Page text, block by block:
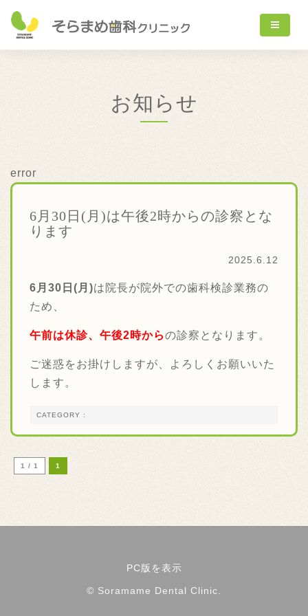
お知らせ
error
6月30日(月)は午後2時からの診察とな
ります
2025.6.12
6月30日(月)は院長が院外での歯科検診業務の
ため、
午前は休診、午後2時からの診察となります。
ご迷惑をお掛けしますが、よろしくお願いいた
します。
CATEGORY :
1 / 1 1
PC版を表示
© Soramame Dental Clinic.